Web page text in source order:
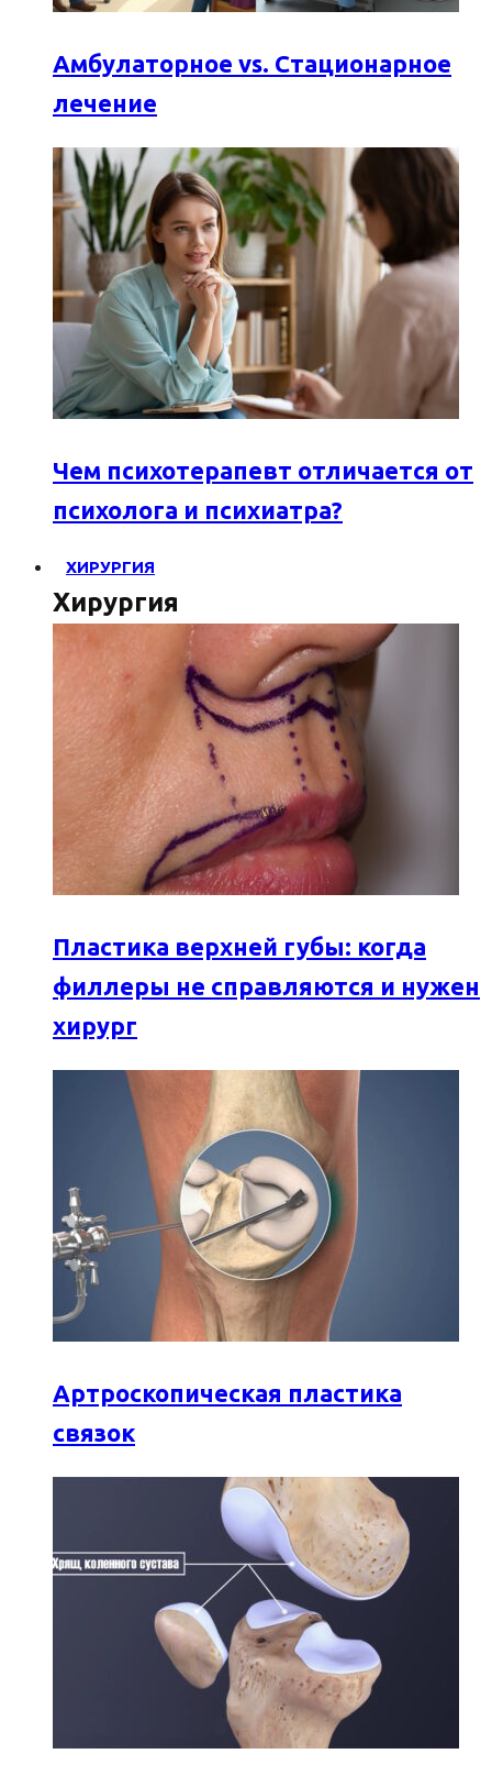
Амбулаторное vs. Стационарное
лечение
Чем психотерапевт отличается от
психолога и психиатра?
ХИРУРГИЯ
Хирургия
Пластика верхней губы: когда
филлеры не справляются и нужен
хирург
Артроскопическая пластика
связок